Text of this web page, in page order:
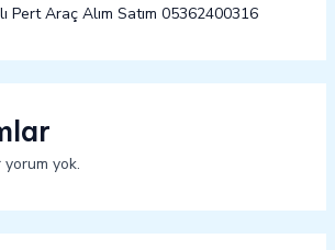
Pert Araç Alım Satım 05362400316
yok.